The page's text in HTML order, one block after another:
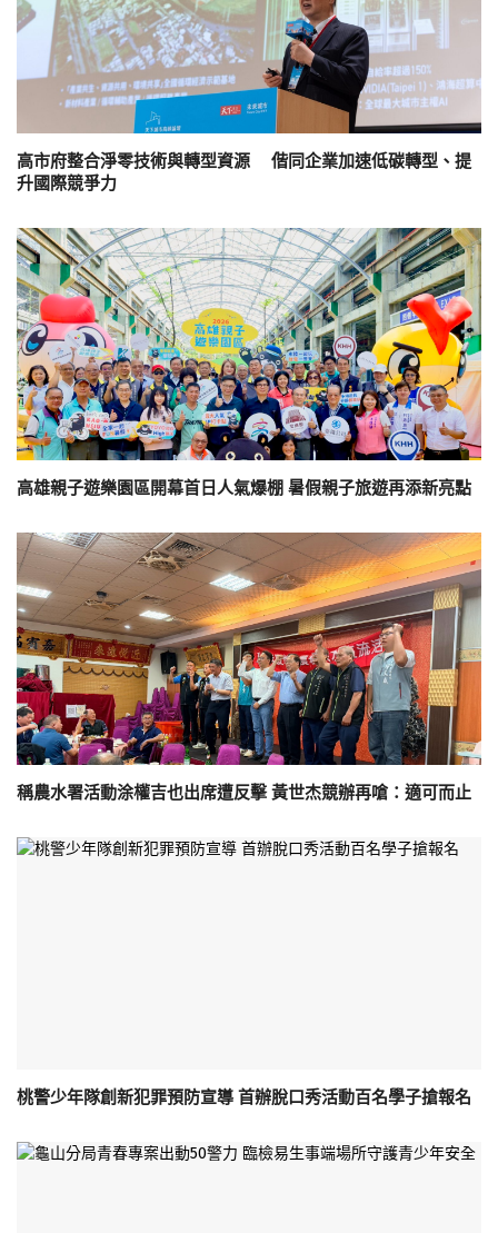
高市府整合淨零技術與轉型資源 偕同企業加速低碳轉型、提
升國際競爭力
高雄親子遊樂園區開幕首日人氣爆棚 暑假親子旅遊再添新亮點
稱農水署活動涂權吉也出席遭反擊 黃世杰競辦再嗆：適可而止
桃警少年隊創新犯罪預防宣導 首辦脫口秀活動百名學子搶報名